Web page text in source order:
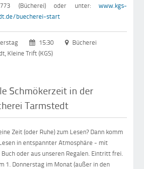
(Bücherei) oder unter:www.kgs-
buecherei-start
15:30
Bücherei
Kleine Trift (KGS)
Schmökerzeit in der
Tarmstedt
Zeit (oder Ruhe) zum Lesen? Dann komm
in entspannter Atmosphäre - mit
oder aus unseren Regalen. Eintritt frei.
1. Donnerstag im Monat (außer in den